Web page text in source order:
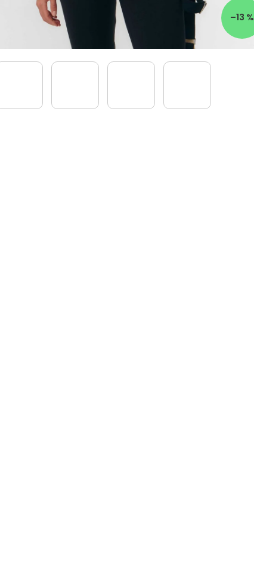
–13 %